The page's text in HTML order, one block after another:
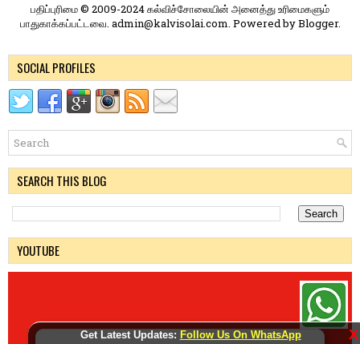
Get Latest Updates: Follow Us On WhatsApp X
பதிப்புரிமை © 2009-2024 கல்விச்சோலையின் அனைத்து உரிமைகளும்
பாதுகாக்கப்பட்டவை. admin@kalvisolai.com. Powered byBlogger.
SOCIAL PROFILES
SEARCH THIS BLOG
YOUTUBE